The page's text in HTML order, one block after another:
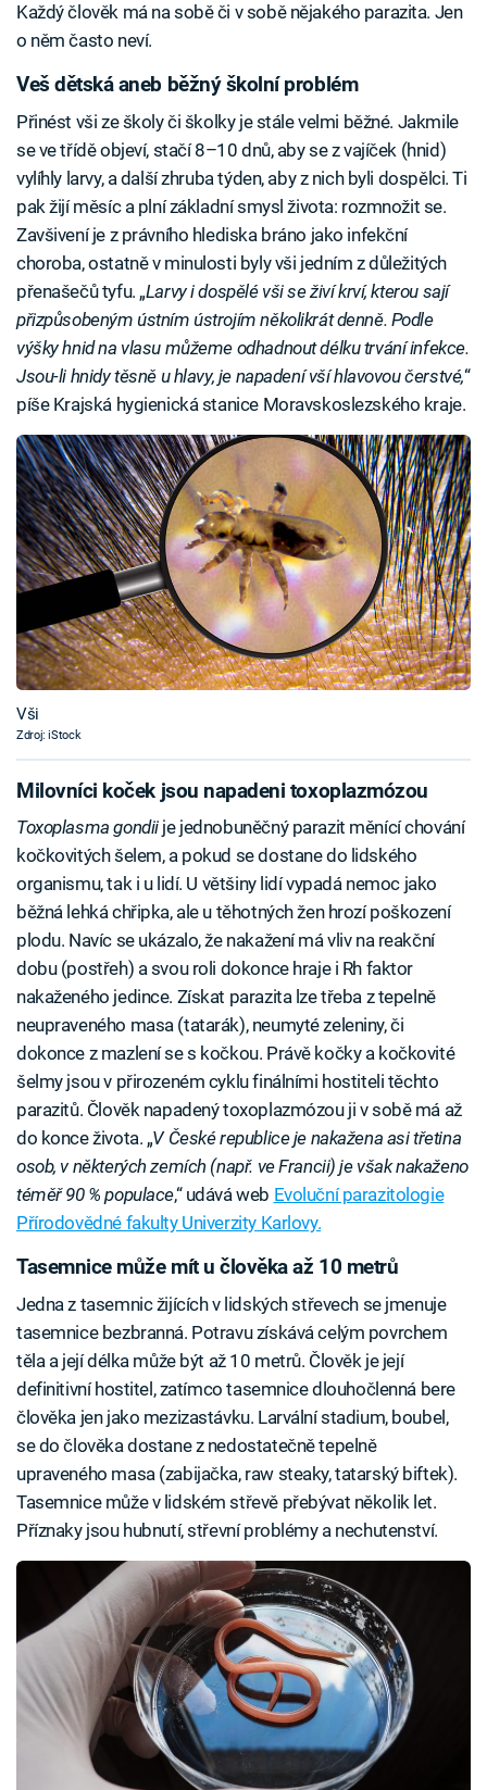
Každý člověk má na sobě či v sobě nějakého parazita. Jen
o něm často neví.
Veš dětská aneb běžný školní problém
Přinést vši ze školy či školky je stále velmi běžné. Jakmile
se ve třídě objeví, stačí 8–10 dnů, aby se z vajíček (hnid)
vylíhly larvy, a další zhruba týden, aby z nich byli dospělci. Ti
pak žijí měsíc a plní základní smysl života: rozmnožit se.
Zavšivení je z právního hlediska bráno jako infekční
choroba, ostatně v minulosti byly vši jedním z důležitých
přenašečů tyfu. „Larvy i dospělé vši se živí krví, kterou sají
přizpůsobeným ústním ústrojím několikrát denně. Podle
výšky hnid na vlasu můžeme odhadnout délku trvání infekce.
Jsou-li hnidy těsně u hlavy, je napadení vší hlavovou čerstvé,“
píše Krajská hygienická stanice Moravskoslezského kraje.
Vši
Zdroj: iStock
Milovníci koček jsou napadeni toxoplazmózou
Toxoplasma gondii je jednobuněčný parazit měnící chování
kočkovitých šelem, a pokud se dostane do lidského
organismu, tak i u lidí. U většiny lidí vypadá nemoc jako
běžná lehká chřipka, ale u těhotných žen hrozí poškození
plodu. Navíc se ukázalo, že nakažení má vliv na reakční
dobu (postřeh) a svou roli dokonce hraje i Rh faktor
nakaženého jedince. Získat parazita lze třeba z tepelně
neupraveného masa (tatarák), neumyté zeleniny, či
dokonce z mazlení se s kočkou. Právě kočky a kočkovité
šelmy jsou v přirozeném cyklu finálními hostiteli těchto
parazitů. Člověk napadený toxoplazmózou ji v sobě má až
do konce života. „V České republice je nakažena asi třetina
osob, v některých zemích (např. ve Francii) je však nakaženo
téměř 90 % populace,“ udává web Evoluční parazitologie
Přírodovědné fakulty Univerzity Karlovy.
Tasemnice může mít u člověka až 10 metrů
Jedna z tasemnic žijících v lidských střevech se jmenuje
tasemnice bezbranná. Potravu získává celým povrchem
těla a její délka může být až 10 metrů. Člověk je její
definitivní hostitel, zatímco tasemnice dlouhočlenná bere
člověka jen jako mezizastávku. Larvální stadium, boubel,
se do člověka dostane z nedostatečně tepelně
upraveného masa (zabijačka, raw steaky, tatarský biftek).
Tasemnice může v lidském střevě přebývat několik let.
Příznaky jsou hubnutí, střevní problémy a nechutenství.